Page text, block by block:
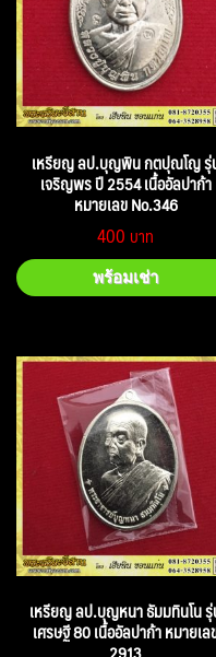
เหรียญ ลป.บุญพิน กตปุณโญ รุ่
เจริญพร ปี 2554 เนื้ออัลปาก้า
หมายเลข No.346
400
พร้อมเช่า
เหรียญ ลป.บุญหนา ธัมมทินโน
เศรษฐี 80 เนื้ออัลปาก้า หมายเล